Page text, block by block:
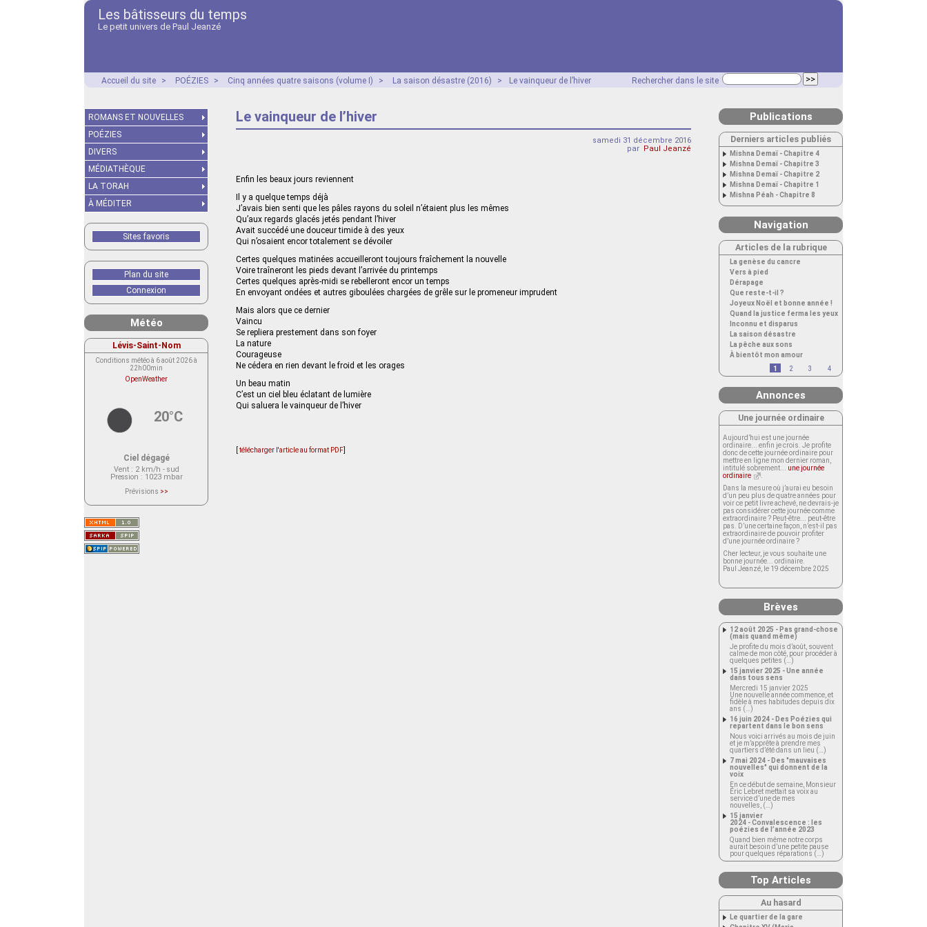
Les bâtisseurs du temps
Le petit univers de Paul Jeanzé
Rechercher dans le site
Accueil du site > POÉZIES > Cinq années quatre saisons (volume I) > La saison désastre (2016) > Le vainqueur de l’hiver
Le vainqueur de l’hiver
samedi 31 décembre 2016
par Paul Jeanzé
Enfin les beaux jours reviennent
Il y a quelque temps déjà
J’avais bien senti que les pâles rayons du soleil n’étaient plus les mêmes
Qu’aux regards glacés jetés pendant l’hiver
Avait succédé une douceur timide à des yeux
Qui n’osaient encor totalement se dévoiler
Certes quelques matinées accueilleront toujours fraîchement la nouvelle
Voire traîneront les pieds devant l’arrivée du printemps
Certes quelques après-midi se rebelleront encor un temps
En envoyant ondées et autres giboulées chargées de grêle sur le promeneur imprudent
Mais alors que ce dernier
Vaincu
Se repliera prestement dans son foyer
La nature
Courageuse
Ne cédera en rien devant le froid et les orages
Un beau matin
C’est un ciel bleu éclatant de lumière
Qui saluera le vainqueur de l’hiver
télécharger l'article au format PDF
ROMANS ET NOUVELLES
POÉZIES
DIVERS
MÉDIATHÈQUE
LA TORAH
À MÉDITER
Sites favoris
Plan du site
Connexion
Météo
Lévis-Saint-Nom
Conditions météo à 6 août 2026 à
22h00min
OpenWeather
20°C
Ciel dégagé
Vent: 2 km/h - sud
Pression : 1023 mbar
Prévisions >>
actuellement aucune prévision
Saint-Nom.
Veuillez consulter le message du
service ci-dessous.
(401 - Invalid API key. Please see
https://openweathermap.org/faq#error401
Publications
Derniers articles publiés
Mishna Demaï - Chapitre 4
Mishna Demaï - Chapitre 3
Mishna Demaï - Chapitre 2
Mishna Demaï - Chapitre 1
Mishna Péah - Chapitre 8
Navigation
Articles de la rubrique
La genèse du cancre
Vers à pied
Dérapage
Que reste-t-il ?
Joyeux Noël et bonne année !
Quand la justice ferma les yeux
Inconnu et disparus
La saison désastre
La pêche aux sons
À bientôt mon amour
1
2 3 4
Annonces
Une journée ordinaire
Aujourd’hui est une journée
ordinaire... enfin je crois. Je profite
donc de cette journée ordinaire pour
mettre en ligne mon dernier roman,
intitulé sobrement... une journée
ordinaire
Dans la mesure où j’aurai eu besoin
d’un peu plus de quatre années pour
voir ce petit livre achevé, ne devrais-je
pas considérer cette journée comme
extraordinaire ? Peut-être... peut-être
pas. D’une certaine façon, n’est-il pas
extraordinaire de pouvoir profiter
d’une journée ordinaire ?
Cher lecteur, je vous souhaite une
bonne journée... ordinaire.
Paul Jeanzé, le 19 décembre 2025
Brèves
12 août 2025 - Pas grand-chose
(mais quand même)
Je profite du mois d’août, souvent
calme de mon côté, pour procéder à
quelques petites (…)
15 janvier 2025 - Une année
dans tous sens
Mercredi 15 janvier 2025
Une nouvelle année commence, et
fidèle à mes habitudes depuis dix
ans (…)
16 juin 2024 - Des Poézies qui
repartent dans le bon sens
Nous voici arrivés au mois de juin
et je m’apprête à prendre mes
quartiers d’été dans un lieu (…)
7 mai 2024 - Des "mauvaises
nouvelles" qui donnent de la
voix
En ce début de semaine, Monsieur
Éric Lebret mettait sa voix au
service d’une de mes
nouvelles, (…)
15 janvier
2024 - Convalescence : les
poézies de l’année 2023
Quand bien même notre corps
aurait besoin d’une petite pause
pour quelques réparations (…)
Top Articles
Au hasard
Le quartier de la gare